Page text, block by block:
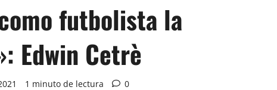
futbolista la
Edwin Cetrè
1 minuto de lectura 0